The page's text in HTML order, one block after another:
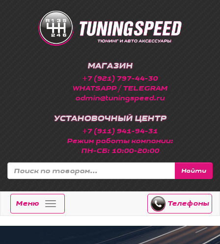
МАГАЗИН
+7 (921) 797-44-30
WHATSAPP / TELEGRAM
admin@tuningspeed.ru
УСТАНОВОЧНЫЙ ЦЕНТР
+7 (911) 941-94-31
Режим работы компании:
ПН-СБ: 10:00-20:00
Найти
Меню Телефоны